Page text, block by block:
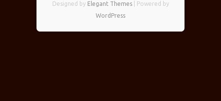
Designed by Elegant Themes| Powered by
WordPress